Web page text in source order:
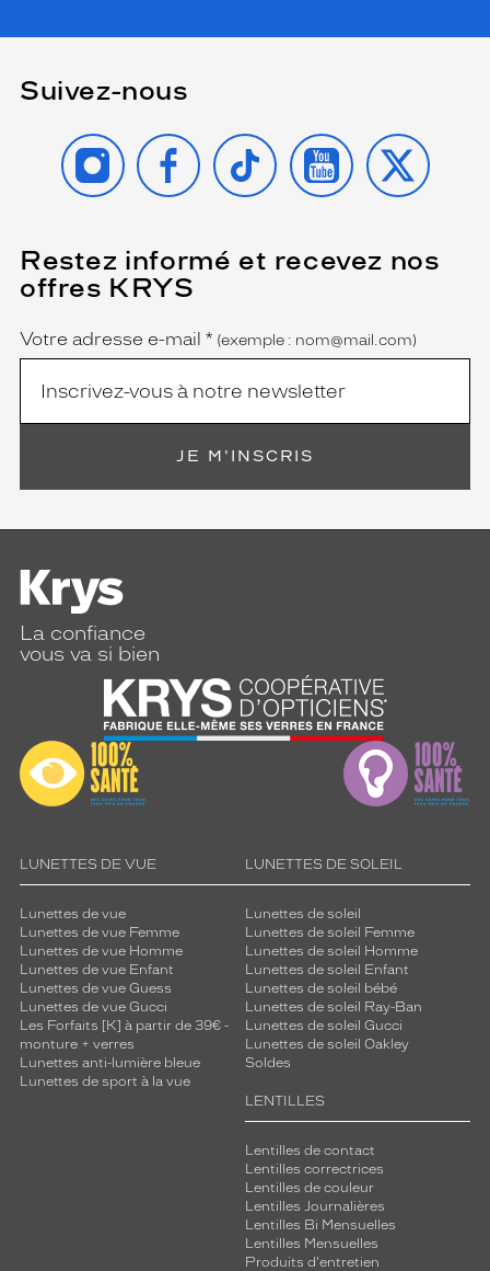
Suivez-nous
INSTAGRAMFACEBOOK
TIKTOK YOUTUBE
X
Restez informé et recevez nos
offres KRYS
Name
Votre adresse e-mail *
(Ce
champ
est
obligatoire)
(exemple : nom@mail.com)
JE M'INSCRIS
La confiance
vous va si bien
LUNETTES DE VUE
Lunettes de vue
Lunettes de vue Femme
Lunettes de vue Homme
Lunettes de vue Enfant
Lunettes de vue Guess
Lunettes de vue Gucci
Les Forfaits [K] à partir de 39€ -
monture + verres
Lunettes anti-lumière bleue
Lunettes de sport à la vue
LUNETTES DE SOLEIL
Lunettes de soleil
Lunettes de soleil Femme
Lunettes de soleil Homme
Lunettes de soleil Enfant
Lunettes de soleil bébé
Lunettes de soleil Ray-Ban
Lunettes de soleil Gucci
Lunettes de soleil Oakley
Soldes
LENTILLES
Lentilles de contact
Lentilles correctrices
Lentilles de couleur
Lentilles Journalières
Lentilles Bi Mensuelles
Lentilles Mensuelles
Produits d'entretien